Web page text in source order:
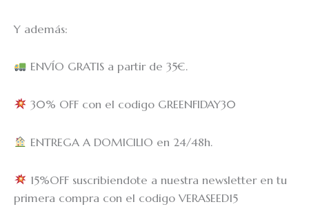
Y además:
ENVÍO GRATIS a partir de 35€.
30% OFF con el codigo GREENFIDAY30
ENTREGA A DOMICILIO en 24/48h.
15%OFF suscribiendote a nuestra newsletter en tu
primera compra con el codigo VERASEED15